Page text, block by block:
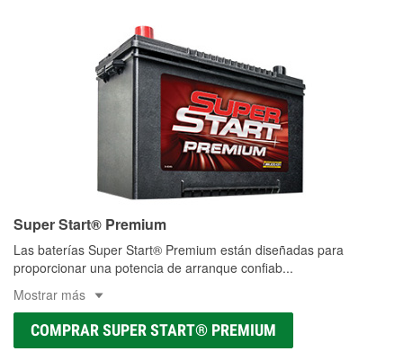
Super Start® Premium
Las baterías Super Start® Premium están diseñadas para
proporcionar una potencia de arranque confiab...
Mostrar más
COMPRAR SUPER START® PREMIUM